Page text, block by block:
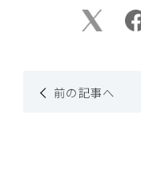
前の記事へ